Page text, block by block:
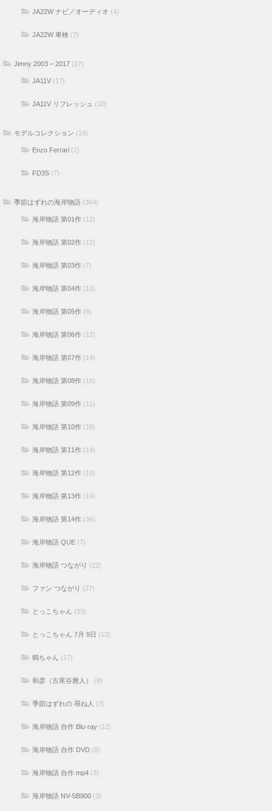
JA22W ナビ／オーディオ (4)
JA22W 車検 (7)
Jimny 2003 – 2017 (27)
JA11V (17)
JA11V リフレッシュ (10)
モデルコレクション (19)
Enzo Ferrari (2)
FD3S (7)
季節はずれの海岸物語 (364)
海岸物語 第01作 (12)
海岸物語 第02作 (12)
海岸物語 第03作 (7)
海岸物語 第04作 (10)
海岸物語 第05作 (8)
海岸物語 第06作 (12)
海岸物語 第07作 (14)
海岸物語 第08作 (16)
海岸物語 第09作 (11)
海岸物語 第10作 (18)
海岸物語 第11作 (14)
海岸物語 第12作 (18)
海岸物語 第13作 (14)
海岸物語 第14作 (36)
海岸物語 QUE (7)
海岸物語 つながり (22)
ファン つながり (27)
とっこちゃん (33)
とっこちゃん 7月 9日 (13)
鶴ちゃん (17)
和彦（古尾谷雅人） (8)
季節はずれの 尋ね人 (3)
海岸物語 自作 Blu-ray (12)
海岸物語 自作 DVD (8)
海岸物語 自作 mp4 (3)
海岸物語 NV-SB900 (3)